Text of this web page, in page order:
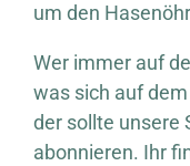
um den
Wer immer auf
was sich auf
der sollte unsere
abonnieren. Ihr